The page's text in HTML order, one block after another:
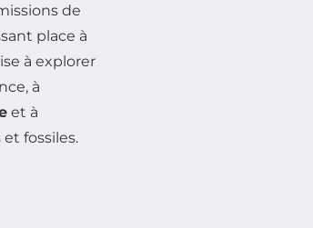
de
place à
à explorer
à
et à
fossiles.